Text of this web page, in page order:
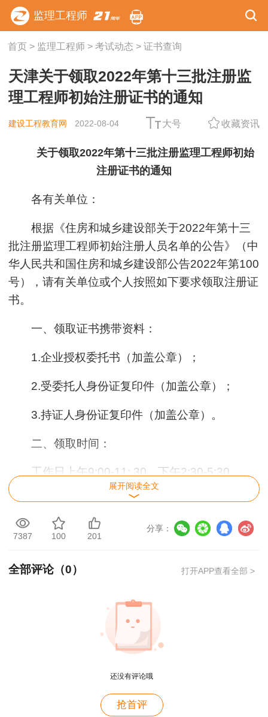
监理工程师
首页> 监理工程师> 考试动态 > 证书查询
天津关于领取2022年第十三批注册监
理工程师初始注册证书的通知
建设工程教育网 2022-08-04 大号 收藏资讯
关于领取2022年第十三批注册监理工程师初始
注册证书的通知
各有关单位：
根据《住房和城乡建设部关于2022年第十三
批注册监理工程师初始注册人员名单的公告》（中
华人民共和国住房和城乡建设部公告2022年第100
号），请有关单位或个人按照如下要求领取注册证
书。
一、领取证书携带资料：
1.企业授权委托书（加盖公章）；
2.受委托人身份证复印件（加盖公章）；
3.持证人身份证复印件（加盖公章）。
二、领取时间：
工作日上午9:00-11: 30，下午2:30-5:30。
三、领取地址：
市建筑市场服务中心，天津市河东区大直沽中
24312203。
注：该消息来源于天津市住房和城乡建设委员
会，具体名单可前往官网查看
展开阅读全文
7387 100 201
分享：
全部评论（0） 打开APP查看全部 >
还没有评论哦
抢首评
这哪儿是老师啊。保姆式教学。教学从各种角度综合